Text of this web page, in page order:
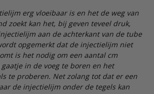
erg vloeibaar is en het de weg van
zoekt kan het, bij geven teveel druk,
aan de achterkant van de tube
opgemerkt dat de injectielijm niet
is het nodig om een aantal cm
in de voeg te boren en het
te proberen. Net zolang tot dat er een
de injectielijm onder de tegels kan